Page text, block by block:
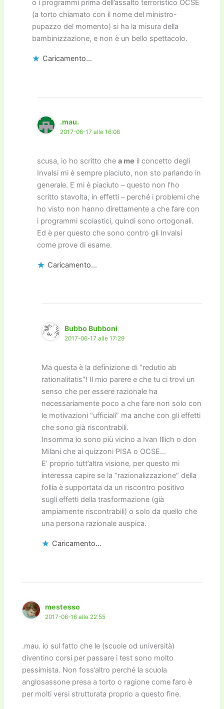
o i programmi prima dell’assalto terroristico OCSE
(a torto chiamato con il nome del ministro-
pupazzo del momento) si ha la misura della
bambinizzazione, e non è un bello spettacolo.
Caricamento...
.mau.
2017-06-17 alle 16:06
scusa, io ho scritto che a me il concetto degli
Invalsi mi è sempre piaciuto, non sto parlando in
generale. E mi è piaciuto – questo non l’ho
scritto stavolta, in effetti – perché i problemi che
ho visto non hanno direttamente a che fare con
i programmi scolastici, quindi sono ortogonali.
Ed è per questo che sono contro gli Invalsi
come prove di esame.
Caricamento...
Bubbo Bubboni
2017-06-17 alle 17:29
Ma questa è la definizione di “redutio ab
rationalitatis”! Il mio parere e che tu ci trovi un
senso che per essere razionale ha
necessariamente poco a che fare non solo con
le motivazioni “ufficiali” ma anche con gli effetti
che sono già riscontrabili.
Insomma io sono più vicino a Ivan Illich o don
Milani che ai quizzoni PISA o OCSE…
E’ proprio tutt’altra visione, per questo mi
interessa capire se la “razionalizzazione” della
follia è supportata da un riscontro positivo
sugli effetti della trasformazione (già
ampiamente riscontrabili) o solo da quello che
una persona razionale auspica.
Caricamento...
mestesso
2017-06-16 alle 22:55
.mau. io sul fatto che le (scuole od università)
diventino corsi per passare i test sono molto
pessimista. Non foss’altro perché la scuola
anglosassone presa a torto o ragione come faro è
per molti versi strutturata proprio a questo fine.